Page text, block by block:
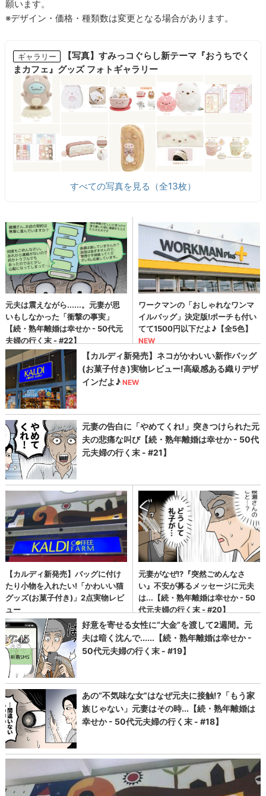
願います。
※デザイン・価格・種類数は変更となる場合があります。
ギャラリー
【写真】すみっコぐらし新テーマ『おうちでく
まカフェ』グッズ フォトギャラリー
すべての写真を見る（全13枚）